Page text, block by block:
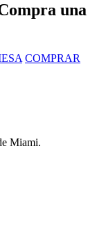
una
COMPRAR
Miami.